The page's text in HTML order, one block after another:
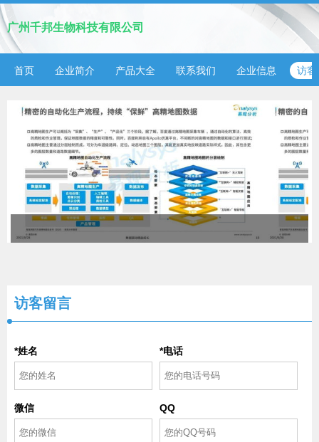
广州千邦生物科技有限公司
首页 企业简介 产品大全 联系我们 企业信息 访客
访客留言
*姓名 *电话
微信 QQ